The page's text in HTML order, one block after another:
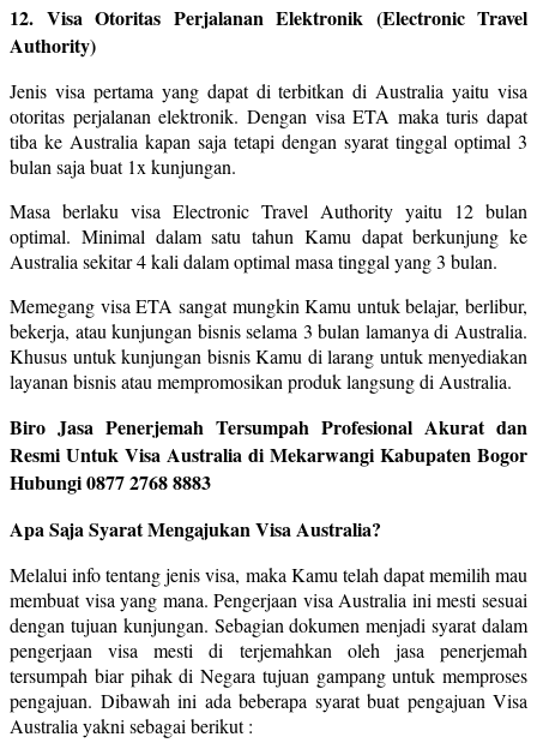
12. Visa Otoritas Perjalanan Elektronik (Electronic Travel
Authority)
Jenis visa pertama yang dapat di terbitkan di Australia yaitu visa
otoritas perjalanan elektronik. Dengan visa ETA maka turis dapat
tiba ke Australia kapan saja tetapi dengan syarat tinggal optimal 3
bulan saja buat 1x kunjungan.
Masa berlaku visa Electronic Travel Authority yaitu 12 bulan
optimal. Minimal dalam satu tahun Kamu dapat berkunjung ke
Australia sekitar 4 kali dalam optimal masa tinggal yang 3 bulan.
Memegang visa ETA sangat mungkin Kamu untuk belajar, berlibur,
bekerja, atau kunjungan bisnis selama 3 bulan lamanya di Australia.
Khusus untuk kunjungan bisnis Kamu di larang untuk menyediakan
layanan bisnis atau mempromosikan produk langsung di Australia.
Biro Jasa Penerjemah Tersumpah Profesional Akurat dan
Resmi Untuk Visa Australia di Mekarwangi Kabupaten Bogor
Hubungi 0877 2768 8883
Apa Saja Syarat Mengajukan Visa Australia?
Melalui info tentang jenis visa, maka Kamu telah dapat memilih mau
membuat visa yang mana. Pengerjaan visa Australia ini mesti sesuai
dengan tujuan kunjungan. Sebagian dokumen menjadi syarat dalam
pengerjaan visa mesti di terjemahkan oleh jasa penerjemah
tersumpah biar pihak di Negara tujuan gampang untuk memproses
pengajuan. Dibawah ini ada beberapa syarat buat pengajuan Visa
Australia yakni sebagai berikut :